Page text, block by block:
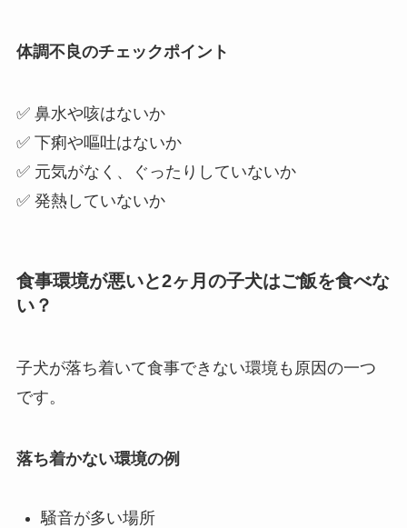
体調不良のチェックポイント
✅ 鼻水や咳はないか
✅ 下痢や嘔吐はないか
✅ 元気がなく、ぐったりしていないか
✅ 発熱していないか
食事環境が悪いと2ヶ月の子犬はご飯を食べな
い？
子犬が落ち着いて食事できない環境も原因の一つ
です。
落ち着かない環境の例
騒音が多い場所